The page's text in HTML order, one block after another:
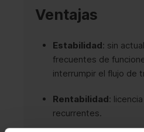
Ventajas
Estabilidad: sin
frecuentes de
interrumpir el flujo de
Rentabilidad:
recurrentes.